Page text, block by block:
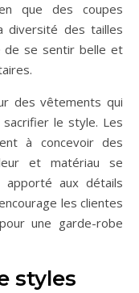
que des coupes
diversité des tailles
de se sentir belle et
des vêtements qui
le style. Les
à concevoir des
et matériau se
apporté aux détails
les clientes
une garde-robe
styles